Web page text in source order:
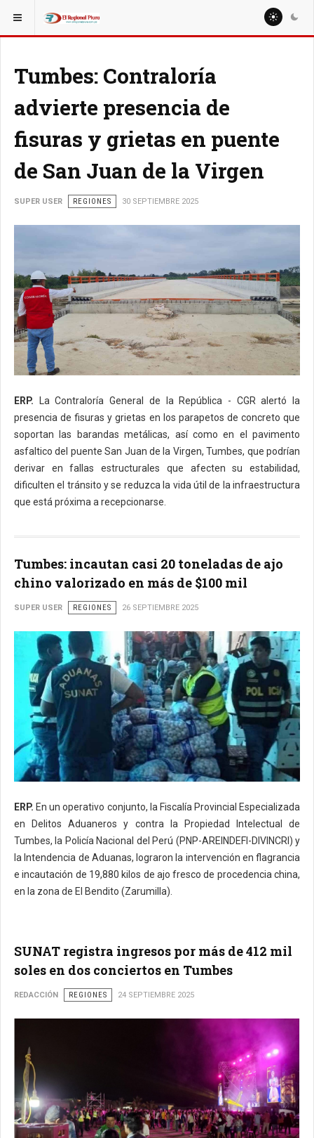
ESTÁ AQUÍ: NACIONALES
Tumbes: Contraloría
advierte presencia de
fisuras y grietas en puente
de San Juan de la Virgen
SUPER USER REGIONES 30 SEPTIEMBRE 2025
ERP. La Contraloría General de la República - CGR alertó la
presencia de fisuras y grietas en los parapetos de concreto que
soportan las barandas metálicas, así como en el pavimento
asfaltico del puente San Juan de la Virgen, Tumbes, que podrían
derivar en fallas estructurales que afecten su estabilidad,
dificulten el tránsito y se reduzca la vida útil de la infraestructura
que está próxima a recepcionarse.
Tumbes: incautan casi 20 toneladas de ajo
chino valorizado en más de $100 mil
SUPER USER REGIONES 26 SEPTIEMBRE 2025
ERP. En un operativo conjunto, la Fiscalía Provincial Especializada
en Delitos Aduaneros y contra la Propiedad Intelectual de
Tumbes, la Policía Nacional del Perú (PNP-AREINDEFI-DIVINCRI) y
la Intendencia de Aduanas, lograron la intervención en flagrancia
e incautación de 19,880 kilos de ajo fresco de procedencia china,
en la zona de El Bendito (Zarumilla).
SUNAT registra ingresos por más de 412 mil
soles en dos conciertos en Tumbes
REDACCIÓN REGIONES 24 SEPTIEMBRE 2025